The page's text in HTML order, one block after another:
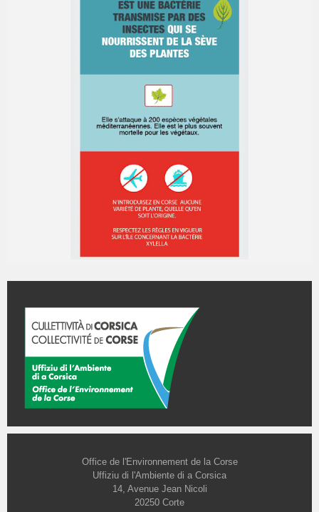
Office de l'Environnement de la Corse
Uffiziu di l'Ambiente di a Corsica
14, Avenue Jean Nicoli
20250 Corte